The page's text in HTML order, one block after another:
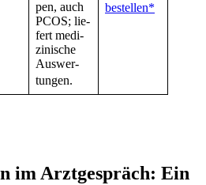
pen, auch
PCOS; lie­
fert medi­
zi­ni­sche
Aus­wer­
tun­gen.
bestel­len*
im Arzt­ge­spräch: Ein